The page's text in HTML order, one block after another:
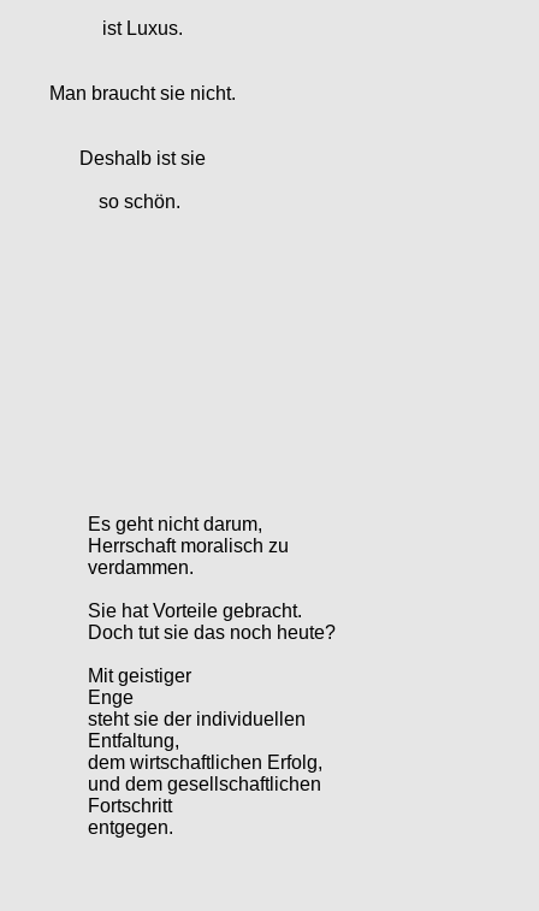
ist Luxus.
Man braucht sie nicht.
Deshalb ist sie
so schön.
Es geht nicht darum,
Herrschaft moralisch zu
verdammen.
Sie hat Vorteile gebracht.
Doch tut sie das noch heute?
Mit geistiger
Enge
steht sie der individuellen
Entfaltung,
dem wirtschaftlichen Erfolg,
und dem gesellschaftlichen
Fortschritt
entgegen.